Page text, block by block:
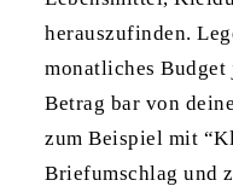
herauszufinden.
monatliches Budget
Betrag bar von
zum Beispiel mit
Briefumschlag und